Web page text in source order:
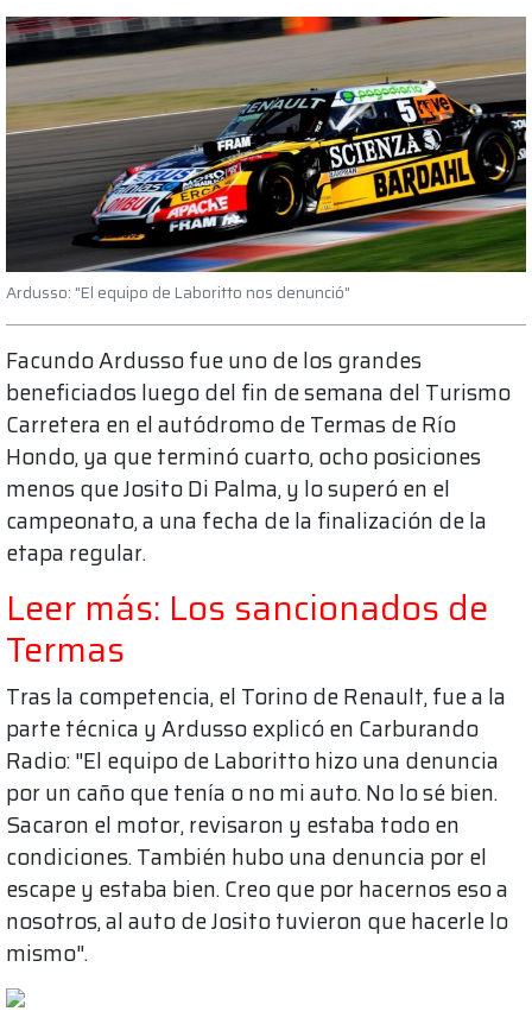
Ardusso: "El equipo de Laboritto nos denunció"
Facundo Ardusso fue uno de los grandes
beneficiados luego del fin de semana del Turismo
Carretera en el autódromo de Termas de Río
Hondo, ya que terminó cuarto, ocho posiciones
menos que Josito Di Palma, y lo superó en el
campeonato, a una fecha de la finalización de la
etapa regular.
Leer más: Los sancionados de
Termas
Tras la competencia, el Torino de Renault, fue a la
parte técnica y Ardusso explicó en Carburando
Radio: "El equipo de Laboritto hizo una denuncia
por un caño que tenía o no mi auto. No lo sé bien.
Sacaron el motor, revisaron y estaba todo en
condiciones. También hubo una denuncia por el
escape y estaba bien. Creo que por hacernos eso a
nosotros, al auto de Josito tuvieron que hacerle lo
mismo".